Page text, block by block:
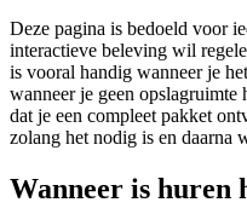
Deze pagina is bedoeld voor
interactieve beleving wil
is vooral handig wanneer je
wanneer je geen
dat je een compleet pakket
zolang het nodig is en daarna
Wanneer is huren